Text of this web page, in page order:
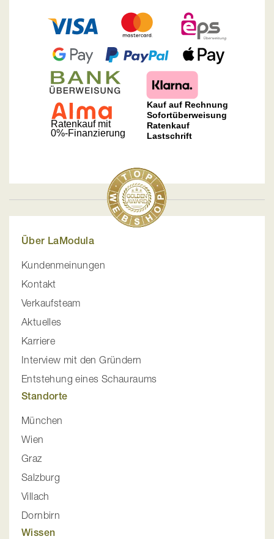
Über LaModula
Kundenmeinungen
Kontakt
Verkaufsteam
Aktuelles
Karriere
Interview mit den Gründern
Entstehung eines Schauraums
Standorte
München
Wien
Graz
Salzburg
Villach
Dornbirn
Wissen